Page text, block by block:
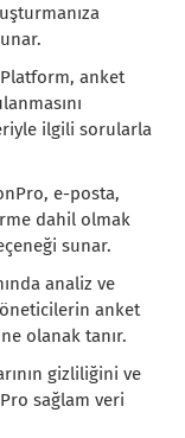
Platform, anket
ilgili sorularla
e-posta,
dahil olmak
sunar.
analiz ve
anket
olanak tanır.
gizliliğini ve
sağlam veri